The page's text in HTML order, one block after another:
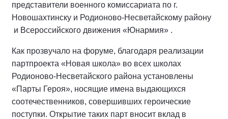
представители военного комиссариата по г.
Новошахтинску и Родионово-Несветайскому району
и Всероссийского движения «Юнармия» .
Как прозвучало на форуме, благодаря реализации
партпроекта «Новая школа» во всех школах
Родионово-Несветайского района установлены
«Парты Героя», носящие имена выдающихся
соотечественников, совершивших героические
поступки. Открытие таких парт вносит вклад в